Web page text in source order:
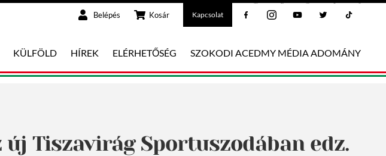
Belépés Kosár Kapcsolat
KÜLFÖLD HÍREK ELÉRHETŐSÉG SZOKODI ACEDMY MÉDIA ADOMÁNY
Tiszavirág Sportuszodában edz.